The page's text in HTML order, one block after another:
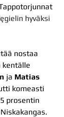
hyväksi
nostaa
kentälle
ja Matias
komeasti
prosentin